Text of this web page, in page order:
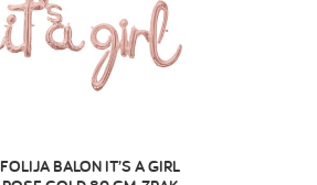
FOLIJA BALON IT’S A GIRL